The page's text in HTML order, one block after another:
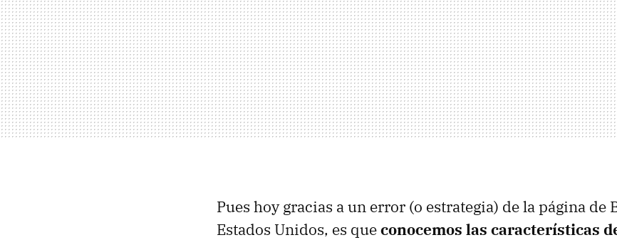
Pues hoy gracias a un error (o estrategia) de la página de
Estados Unidos, es queconocemos las características